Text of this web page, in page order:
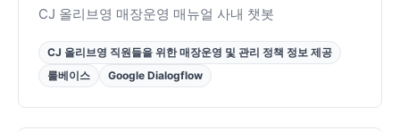
CJ 올리브영 매장운영 매뉴얼 사내 챗봇
CJ 올리브영 직원들을 위한 매장운영 및 관리 정책 정보 제공
룰베이스
Google Dialogflow